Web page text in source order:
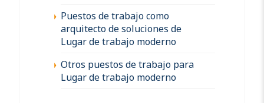
Puestos de trabajo como
arquitecto de soluciones de
Lugar de trabajo moderno
Otros puestos de trabajo para
Lugar de trabajo moderno